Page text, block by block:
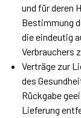
und für deren
Bestimmung
die eindeutig
Verbrauchers
Verträge zur
des
Rückgabe
Lieferung